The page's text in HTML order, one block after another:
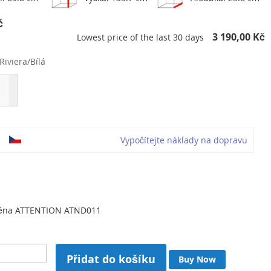
Lowest price of the last 30 days 3 190,00 Kč
Bílá
Vypočítejte náklady na dopravu
ATTENTION ATND011
Přidat do košíku Buy Now